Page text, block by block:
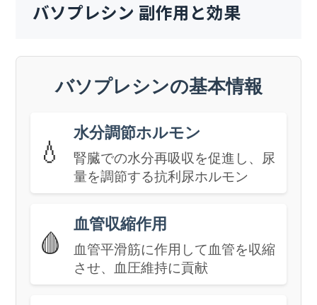
バソプレシン 副作用と効果
バソプレシンの基本情報
💧
水分調節ホルモン
腎臓での水分再吸収を促進し、尿
量を調節する抗利尿ホルモン
🩸
血管収縮作用
血管平滑筋に作用して血管を収縮
させ、血圧維持に貢献